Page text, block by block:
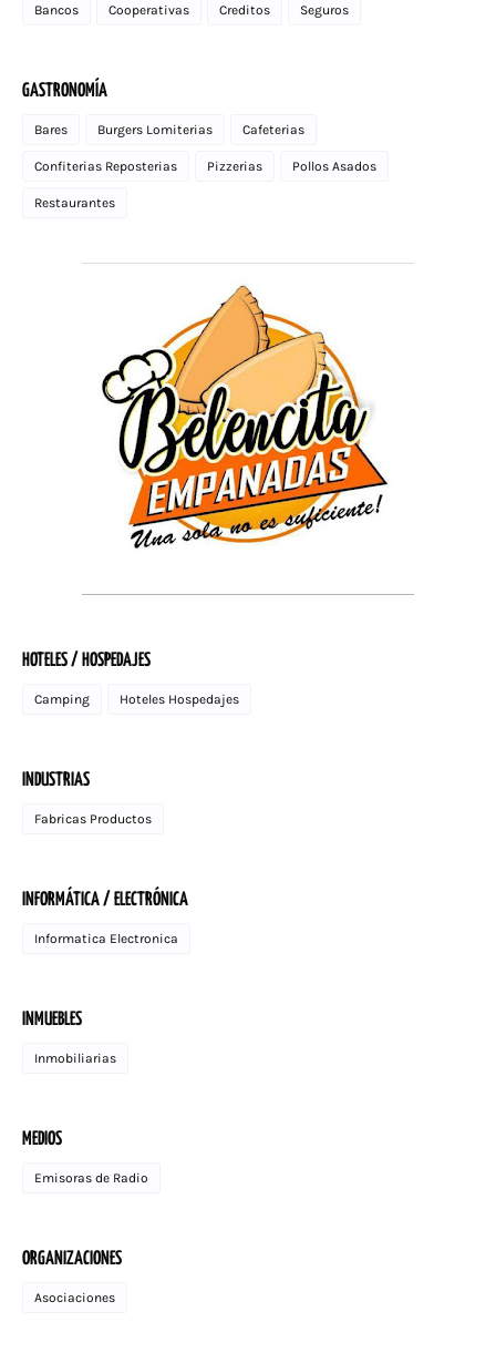
Bancos Cooperativas Creditos Seguros
GASTRONOMÍA
Bares Burgers Lomiterias Cafeterias
Confiterias Reposterias Pizzerias Pollos Asados
Restaurantes
HOTELES / HOSPEDAJES
Camping Hoteles Hospedajes
INDUSTRIAS
Fabricas Productos
INFORMÁTICA / ELECTRÓNICA
Informatica Electronica
INMUEBLES
Inmobiliarias
MEDIOS
Emisoras de Radio
ORGANIZACIONES
Asociaciones